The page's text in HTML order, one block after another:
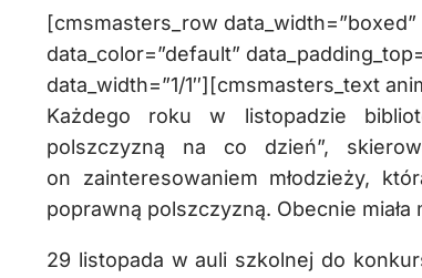
[cmsmasters_row
data_color=”default”
data_width=”1/1″][cmsmasters_text
Każdego roku w listopadzie
polszczyzną na co dzień”,
on zainteresowaniem młodzieży,
poprawną polszczyzną. Obecnie miała
29 listopada w auli szkolnej do